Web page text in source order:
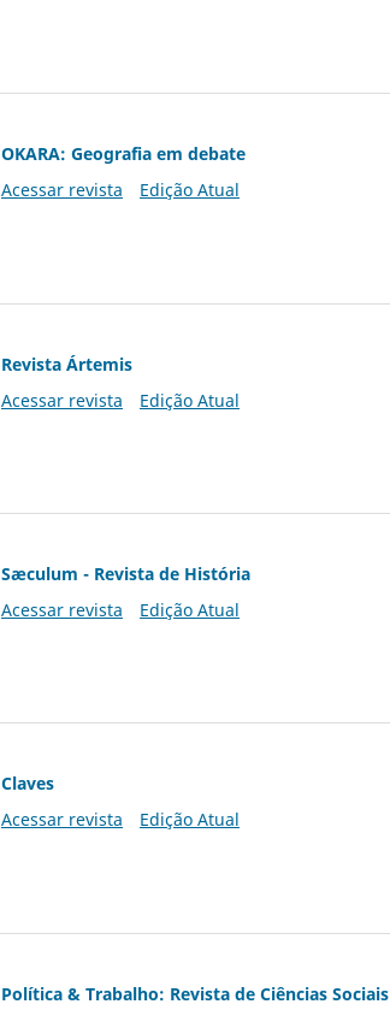
OKARA: Geografia em debate
Acessar revista
Edição Atual
Revista Ártemis
Acessar revista
Edição Atual
Sæculum - Revista de História
Acessar revista
Edição Atual
Claves
Acessar revista
Edição Atual
Política & Trabalho: Revista de Ciências Sociais